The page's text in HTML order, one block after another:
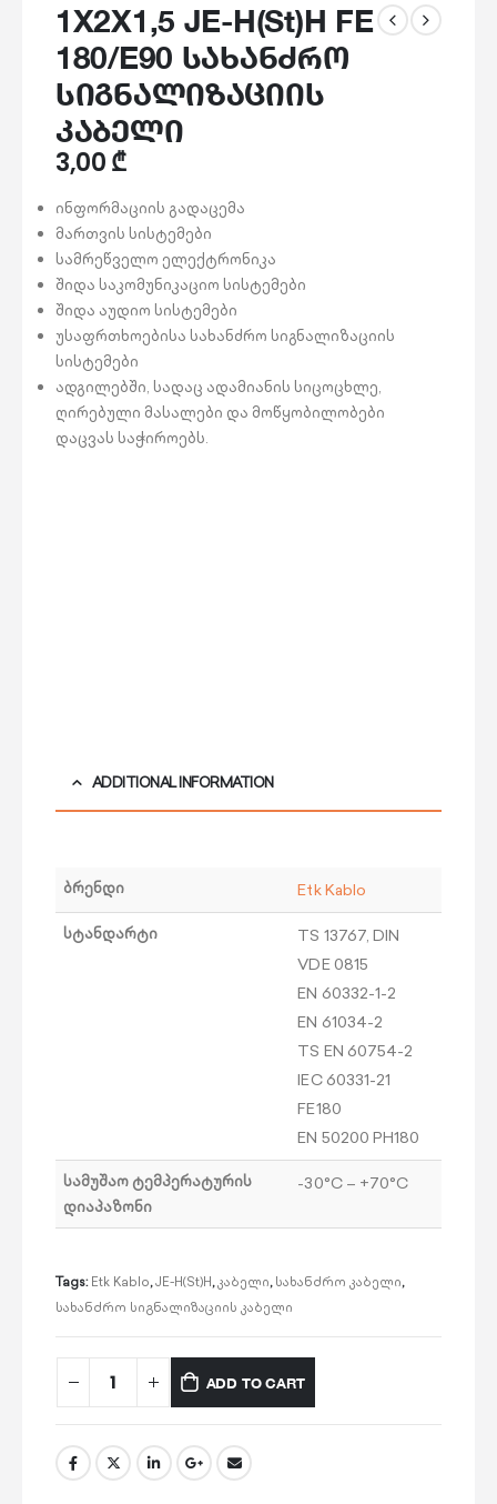
1X2X1,5 JE-H(St)H FE
180/E90 სახანძრო
სიგნალიზაციის
კაბელი
3,00₾
ინფორმაციის გადაცემა
მართვის სისტემები
სამრეწველო ელექტრონიკა
შიდა საკომუნიკაციო სისტემები
შიდა აუდიო სისტემები
უსაფრთხოებისა სახანძრო სიგნალიზაციის
სისტემები
ადგილებში, სადაც ადამიანის სიცოცხლე,
ღირებული მასალები და მოწყობილობები
დაცვას საჭიროებს.
ADDITIONAL INFORMATION
ბრენდი Etk Kablo
სტანდარტი
TS 13767, DIN
VDE 0815
EN 60332-1-2
EN 61034-2
TS EN 60754-2
IEC 60331-21
FE180
EN 50200 PH180
სამუშაო ტემპერატურის
დიაპაზონი
-30°С – +70°С
Tags:Etk Kablo,JE-H(St)H,კაბელი,სახანძრო კაბელი,
სახანძრო სიგნალიზაციის კაბელი
ADD TO CART